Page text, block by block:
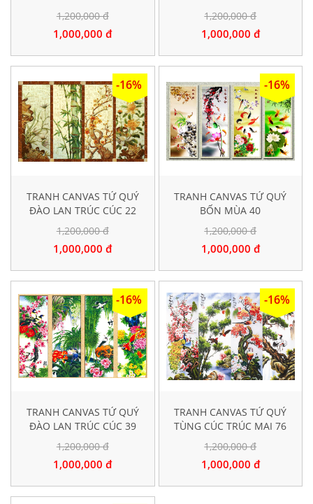
1,200,000 đ
1,000,000 đ
1,200,000 đ
1,000,000 đ
-16%
TRANH CANVAS TỨ QUÝ
ĐÀO LAN TRÚC CÚC 22
1,200,000 đ
1,000,000 đ
-16%
TRANH CANVAS TỨ QUÝ
BỐN MÙA 40
1,200,000 đ
1,000,000 đ
-16%
TRANH CANVAS TỨ QUÝ
ĐÀO LAN TRÚC CÚC 39
1,200,000 đ
1,000,000 đ
-16%
TRANH CANVAS TỨ QUÝ
TÙNG CÚC TRÚC MAI 76
1,200,000 đ
1,000,000 đ